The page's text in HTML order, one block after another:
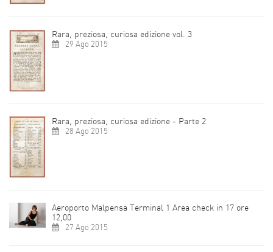
Rara, preziosa, curiosa edizione vol. 3
29 Ago 2015
Rara, preziosa, curiosa edizione - Parte 2
28 Ago 2015
Aeroporto Malpensa Terminal 1 Area check in 17 ore
12,00
27 Ago 2015